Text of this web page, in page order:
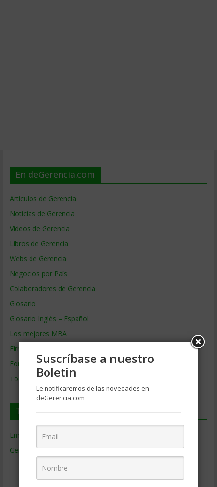
En deGerencia.com
Artículos de Gerencia
Noticias de Gerencia
Videos de Gerencia
Libros de Gerencia
Webs de Gerencia
Negocios por País
Colaboradores de Gerencia
Glosario
Glosario Inglés – Español
Los mejores MBA
Firmas de Gerencia
Formación de Gerencia
Todos los Temas
Temas de Gerencia
Empresas de Gerencia
Gerencia(9.477)
Contabilidad(466)
Suscríbase a nuestro
Boletin
Le notificaremos de las novedades en
deGerencia.com